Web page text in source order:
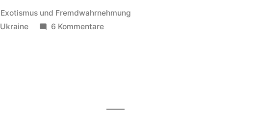
Veröffentlicht
in
Exotismus und Fremdwahrnehmung
Ukraine 6 Kommentarezu
des